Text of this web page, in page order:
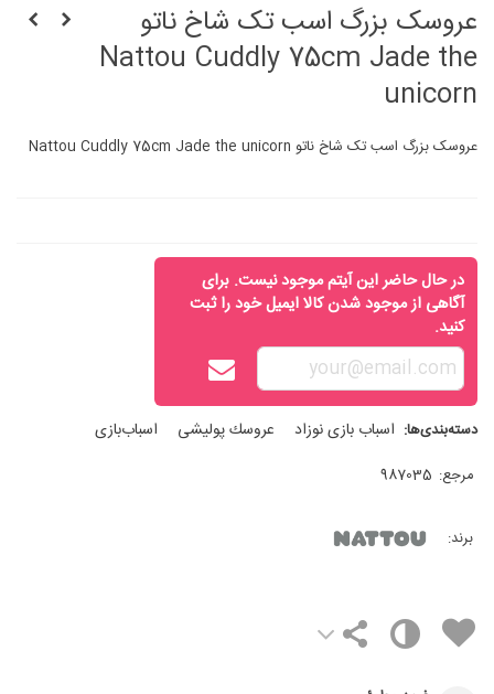
عروسک بزرگ اسب تک شاخ ناتو
Nattou Cuddly 75cm Jade the
unicorn
عروسک بزرگ اسب تک شاخ ناتو Nattou Cuddly 75cm Jade the unicorn
در حال حاضر این آیتم موجود نیست. برای
آگاهی از موجود شدن کالا ایمیل خود را ثبت
کنید.
دسته‌بندی‌ها: اسباب‌ بازی نوزاد عروسك پوليشی اسباب‌بازی
مرجع: 987035
برند: